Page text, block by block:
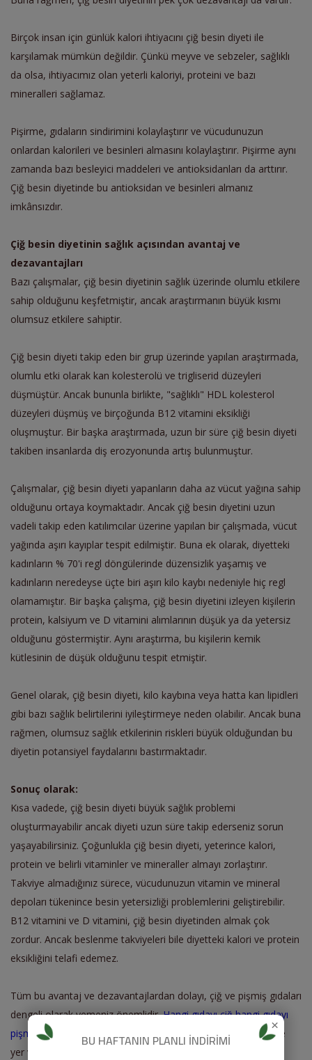
Birçok insan için günlük kalori ihtiyacını çiğ besin diyeti ile
karşılamak mümkün değildir. Çünkü meyve ve sebzeler, sağlıklı
da olsa, ihtiyacımız olan yeterli kaloriyi, proteini ve bazı
mineralleri sağlamaz.
Pişirme, gıdaların sindirimini kolaylaştırır ve vücudunuzun
onlardan kalorileri ve besinleri almasını kolaylaştırır. Pişirme aynı
zamanda bazı besleyici maddeleri ve antioksidanları da arttırır.
Çiğ besin diyetinde bu antioksidan ve besinleri almanız
imkânsızdır.
Çiğ besin diyetinin sağlık açısından avantaj ve
dezavantajları
Bazı çalışmalar, çiğ besin diyetinin sağlık üzerinde olumlu etkilere
sahip olduğunu keşfetmiştir, ancak araştırmanın büyük kısmı
olumsuz etkilere sahiptir.
Çiğ besin diyeti takip eden bir grup üzerinde yapılan araştırmada,
olumlu etki olarak kan kolesterolü ve trigliserid düzeyleri
düşmüştür. Ancak bununla birlikte, "sağlıklı" HDL kolesterol
düzeyleri düşmüş ve birçoğunda B12 vitamini eksikliği
oluşmuştur. Bir başka araştırmada, uzun bir süre çiğ besin diyeti
takiben insanlarda diş erozyonunda artış bulunmuştur.
Çalışmalar, çiğ besin diyeti yapanların daha az vücut yağına sahip
olduğunu ortaya koymaktadır. Ancak çiğ besin diyetini uzun
vadeli takip eden katılımcılar üzerine yapılan bir çalışmada, vücut
yağında aşırı kayıplar tespit edilmiştir. Buna ek olarak, diyetteki
kadınların % 70'i regl döngülerinde düzensizlik yaşamış ve
kadınların neredeyse üçte biri aşırı kilo kaybı nedeniyle hiç regl
olamamıştır. Bir başka çalışma, çiğ besin diyetini izleyen kişilerin
protein, kalsiyum ve D vitamini alımlarının düşük ya da yetersiz
olduğunu göstermiştir. Aynı araştırma, bu kişilerin kemik
kütlesinin de düşük olduğunu tespit etmiştir.
Genel olarak, çiğ besin diyeti, kilo kaybına veya hatta kan lipidleri
gibi bazı sağlık belirtilerini iyileştirmeye neden olabilir. Ancak buna
rağmen, olumsuz sağlık etkilerinin riskleri büyük olduğundan bu
diyetin potansiyel faydalarını bastırmaktadır.
Sonuç olarak:
Kısa vadede, çiğ besin diyeti büyük sağlık problemi
oluşturmayabilir ancak diyeti uzun süre takip ederseniz sorun
yaşayabilirsiniz. Çoğunlukla çiğ besin diyeti, yeterince kalori,
protein ve belirli vitaminler ve mineraller almayı zorlaştırır.
Takviye almadığınız sürece, vücudunuzun vitamin ve mineral
depoları tükenince besin yetersizliği problemlerini geliştirebilir.
B12 vitamini ve D vitamini, çiğ besin diyetinden almak çok
zordur. Ancak beslenme takviyeleri bile diyetteki kalori ve protein
eksikliğini telafi edemez.
Tüm bu avantaj ve dezavantajlardan dolayı, çiğ ve pişmiş gıdaları
dengeli olarak yemeniz önemlidir.Hangi gıdayı çiğ hangi gıdayı
pişmiş tüketmek gerekiyorsa
beslenme düzeninizde ona göre
yer verebilirsiniz.
×
BU HAFTANIN PLANLI İNDİRİMİ